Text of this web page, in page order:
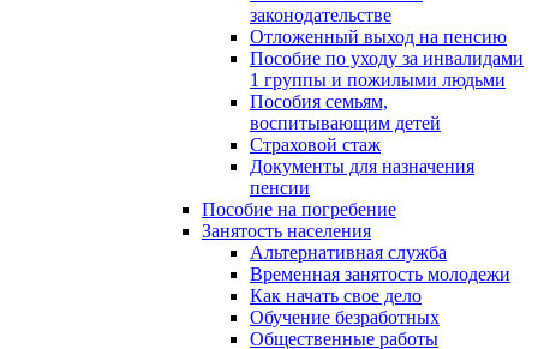
законодательстве
Отложенный выход на пенсию
Пособие по уходу за инвалидами
1 группы и пожилыми людьми
Пособия семьям,
воспитывающим детей
Страховой стаж
Документы для назначения
пенсии
Пособие на погребение
Занятость населения
Альтернативная служба
Временная занятость молодежи
Как начать свое дело
Обучение безработных
Общественные работы